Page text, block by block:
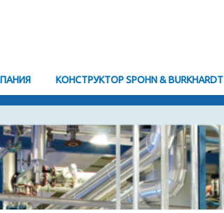
КОНСТРУКТОР SPOHN & BURKHARDT